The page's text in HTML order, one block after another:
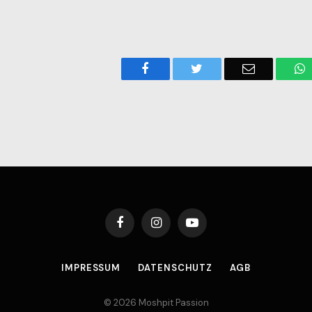
Facebook Email
FacebookInstagramYouTube
IMPRESSUM DATENSCHUTZ AGB
© 2026 Moshpit Passion